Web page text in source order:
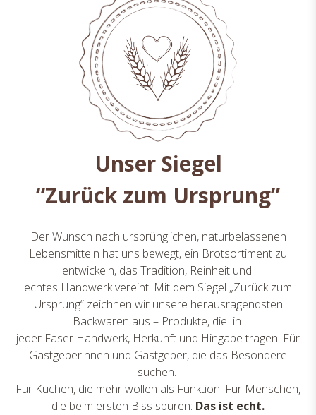
Unser Siegel
“Zurück zum Ursprung”
Der Wunsch nach ursprünglichen, naturbelassenen
Lebensmitteln hat uns bewegt, ein Brotsortiment zu
entwickeln, das Tradition, Reinheit und
echtes Handwerk vereint. Mit dem Siegel „Zurück zum
Ursprung“ zeichnen wir unsere herausragendsten
Backwaren aus – Produkte, die in
jeder Faser Handwerk, Herkunft und Hingabe tragen. Für
Gastgeberinnen und Gastgeber, die das Besondere
suchen.
Für Küchen, die mehr wollen als Funktion. Für Menschen,
die beim ersten Biss spüren: Das ist echt.